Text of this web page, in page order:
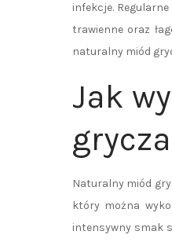
infekcje.
trawienne oraz
naturalny miód
Jak
Naturalny miód
który można
intensywny smak